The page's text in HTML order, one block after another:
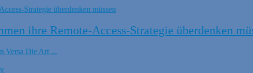
ihre Remote-Access-Strategie überdenken
Versa Die Art ...